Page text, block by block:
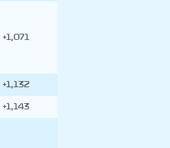
+1,071
+1,132
+1,143